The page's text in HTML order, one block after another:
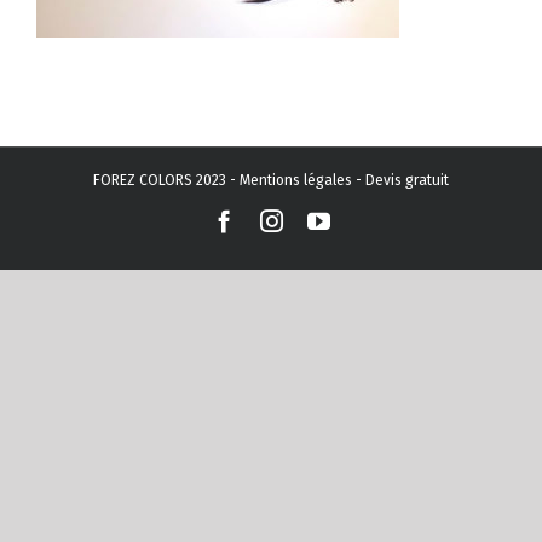
FOREZ COLORS 2023 - Mentions légales - Devis gratuit
Facebook
InstagramYouTube